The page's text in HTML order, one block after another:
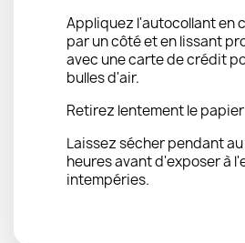
Appliquez l'autocollant en
par un côté et en lissant
avec une carte de crédit
bulles d'air.
Retirez lentement le
Laissez sécher pendant
heures avant d'exposer à
intempéries.